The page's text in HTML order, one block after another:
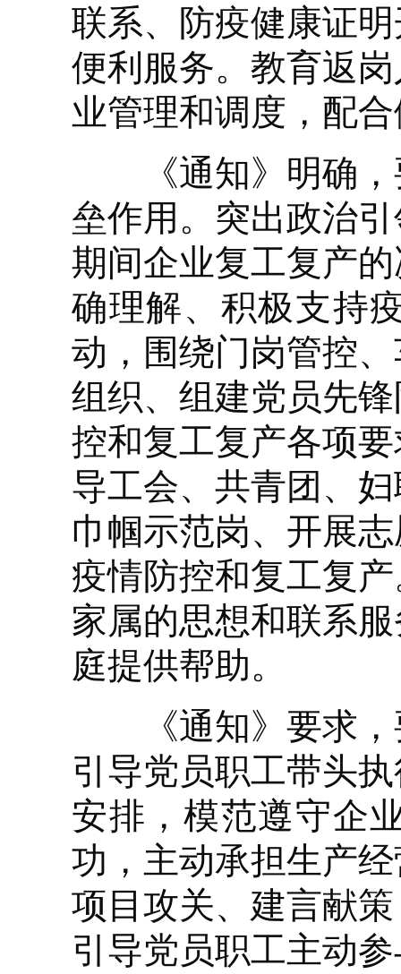
联系、防疫健康证
便利服务。教育返
业管理和调度，配
《通知》明确，
垒作用。突出政治
期间企业复工复产
确理解、积极支持
动，围绕门岗管控
组织、组建党员先
控和复工复产各项
导工会、共青团、
巾帼示范岗、开展
疫情防控和复工复
家属的思想和联系
庭提供帮助。
《通知》要求，
引导党员职工带头
安排，模范遵守企
功，主动承担生产
项目攻关、建言献
引导党员职工主动